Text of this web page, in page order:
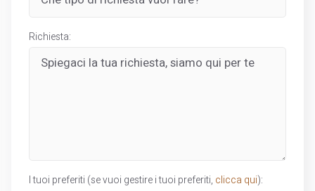
Richiesta:
I tuoi preferiti (se vuoi gestire i tuoi preferiti, clicca qui):